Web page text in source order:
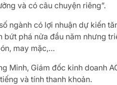
và có câu chuyện riêng”.
ngành có lợi nhuận dự kiến
bứt phá nửa đầu năm nhưng
may mặc,…
Minh, Giám đốc kinh doanh
và tính thanh khoản.